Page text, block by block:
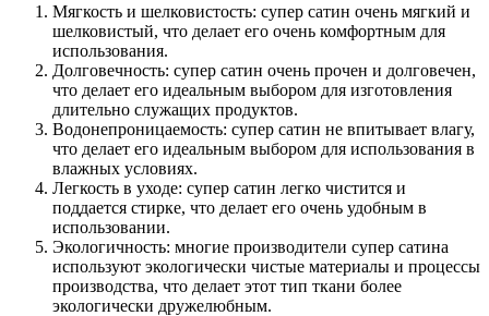
Мягкость и шелковистость: супер сатин очень мягкий и
шелковистый, что делает его очень комфортным для
использования.
Долговечность: супер сатин очень прочен и долговечен,
что делает его идеальным выбором для изготовления
длительно служащих продуктов.
Водонепроницаемость: супер сатин не впитывает влагу,
что делает его идеальным выбором для использования в
влажных условиях.
Легкость в уходе: супер сатин легко чистится и
поддается стирке, что делает его очень удобным в
использовании.
Экологичность: многие производители супер сатина
используют экологически чистые материалы и процессы
производства, что делает этот тип ткани более
экологически дружелюбным.